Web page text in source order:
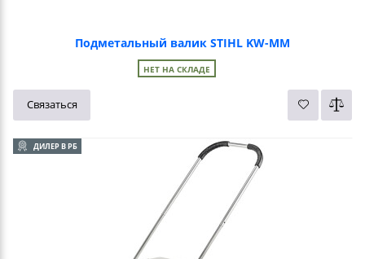
Подметальный валик STIHL KW-MM
НЕТ НА СКЛАДЕ
Связаться
ДИЛЕР В РБ